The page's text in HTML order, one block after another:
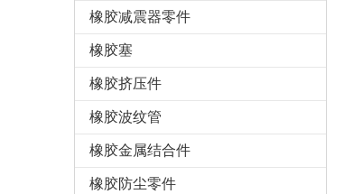
橡胶减震器零件
橡胶塞
橡胶挤压件
橡胶波纹管
橡胶金属结合件
橡胶防尘零件